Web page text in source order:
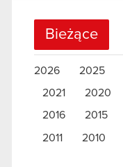
Bieżące
2026 2025
2021
2020
2016
2015
2011 2010